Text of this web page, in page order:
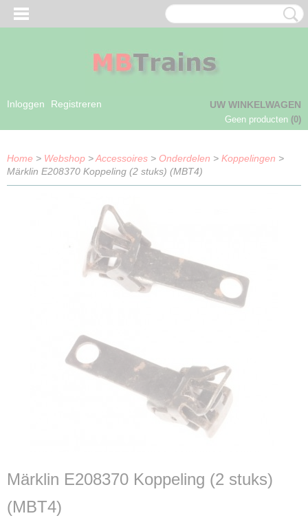
Inloggen Registreren UW WINKELWAGEN
Geen producten (0)
Home > Webshop >Accessoires > Onderdelen > Koppelingen >
Märklin E208370 Koppeling (2 stuks) (MBT4)
Märklin E208370 Koppeling (2 stuks)
(MBT4)